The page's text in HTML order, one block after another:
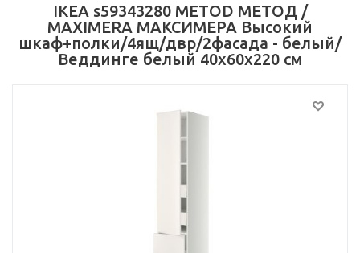
IKEA s59343280 METOD МЕТОД /
MAXIMERA МАКСИМЕРА Высокий
шкаф+полки/4ящ/двр/2фасада - белый/
Веддинге белый 40x60x220 см